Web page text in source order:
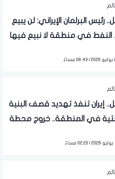
رئيس البرلمان الإيراني: لن يبيع
النفط في منطقة لا نبيع فيها
إيران تنفذ تهديد قصف البنية
في المنطقة.. خروج محطة